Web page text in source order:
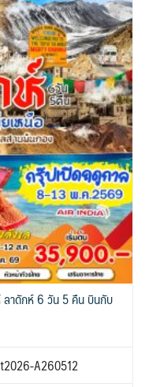
าดักห์ 6 วัน 5 คืน บินกับ
A260512